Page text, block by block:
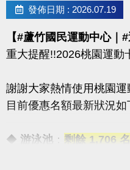
08/30 #前 本期臨櫃報名
．◆* 有 #加碼優惠 喔
同一人報名三門以上 →
連絡資訊
https://
發佈日期 : 2026.07.19
【#蘆竹國民運動中心｜
重大提醒!!2026桃園運動
謝謝大家熱情使用桃園運
目前優惠名額最新狀況如
◆ 游泳池 ： 剩餘 1,706 名